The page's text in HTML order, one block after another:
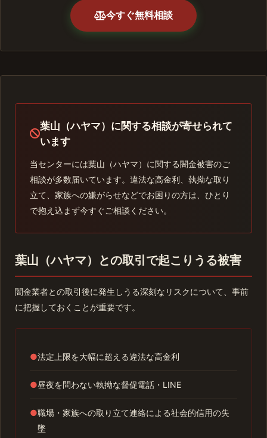
今すぐ無料相談
葉山（ハヤマ）に関する相談が寄せられて
います
当センターには葉山（ハヤマ）に関する闇金被害のご
相談が多数届いています。違法な高金利、執拗な取り
立て、家族への嫌がらせなどでお困りの方は、ひとり
で抱え込まず今すぐご相談ください。
葉山（ハヤマ）との取引で起こりうる被害
闇金業者との取引後に発生しうる深刻なリスクについて、事前
に把握しておくことが重要です。
●法定上限を大幅に超える違法な高金利
●昼夜を問わない執拗な督促電話・LINE
●職場・家族への取り立て連絡による社会的信用の失
墜